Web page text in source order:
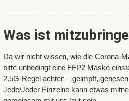
Was ist
Da wir nicht wissen, wie die Corona-
bitte unbedingt eine FFP2 Maske
2,5G-Regel achten – geimpft,
Jede/Jeder Einzelne kann etwas